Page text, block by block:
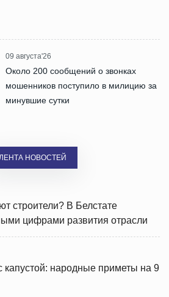
09 августа'26
Около 200 сообщений о звонках
мошенников поступило в милицию за
минувшие сутки
НОВОСТЕЙ
строители? В Белстате
цифрами развития отрасли
капустой: народные приметы на 9